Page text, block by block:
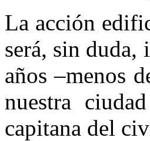
La acción
será, sin duda,
años –me­nos
nuestra
capitana del